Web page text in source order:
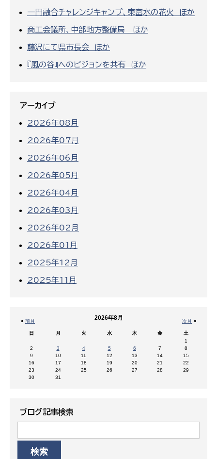
一円融合チャレンジキャンプ、東富水の花火 ほか
商工会議所、中部地方整備局 ほか
藤沢にて県市長会 ほか
『風の谷』へのビジョンを共有 ほか
アーカイブ
2026年08月
2026年07月
2026年06月
2026年05月
2026年04月
2026年03月
2026年02月
2026年01月
2025年12月
2025年11月
« 前月 次月 »
2026年8月
日 月 火 水 木 金
土
1
2
3 4 5 6 7
8
9
10 11 12 13 14
15
16
17 18 19 20 21
22
23
24 25 26 27 28
29
30
31
ブログ記事検索